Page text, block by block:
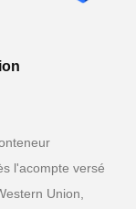
l'acompte versé
Union,